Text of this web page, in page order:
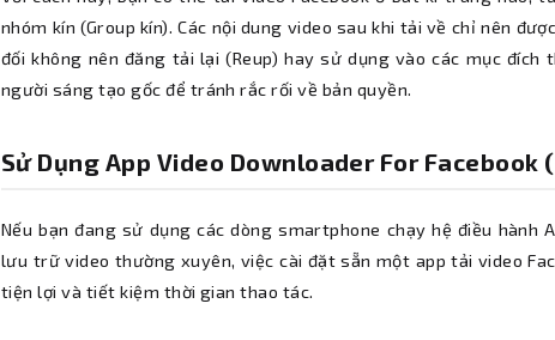
nhóm kín (Group kín). Các nội dung video sau khi tải về chỉ nên
đối không nên đăng tải lại (Reup) hay sử dụng vào các mục
người sáng tạo gốc để tránh rắc rối về bản quyền.
Sử Dụng App Video Downloader For Facebook
Nếu bạn đang sử dụng các dòng smartphone chạy hệ điều hành
lưu trữ video thường xuyên, việc cài đặt sẵn một app tải video
tiện lợi và tiết kiệm thời gian thao tác.